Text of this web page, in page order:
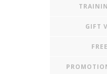
GIFT